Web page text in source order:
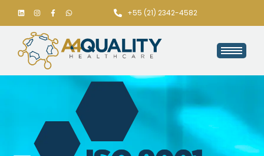
+55 (21) 2342-4582